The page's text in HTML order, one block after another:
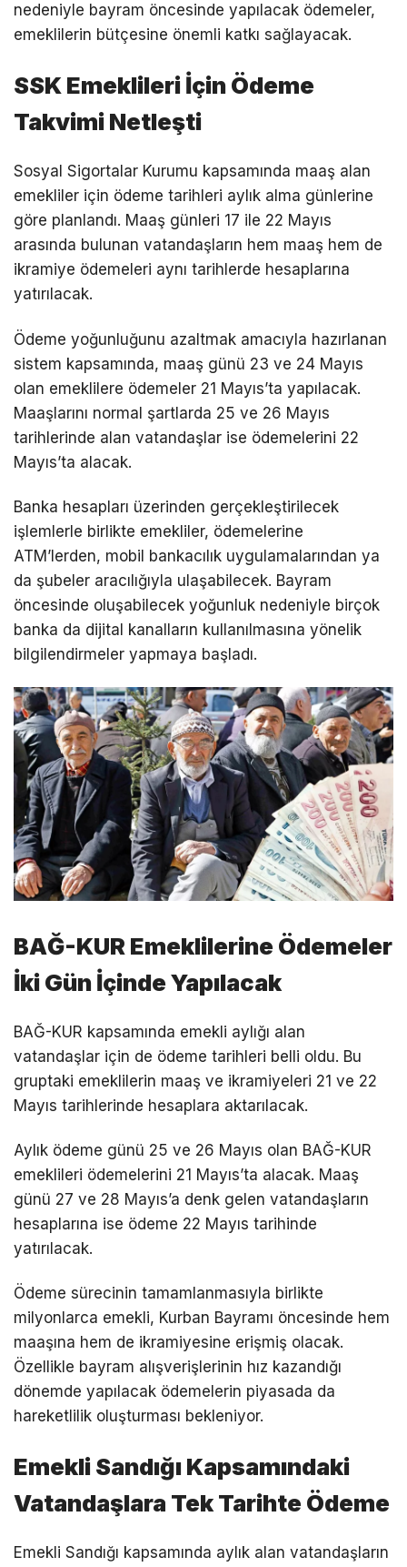
nedeniyle bayram öncesinde yapılacak ödemeler,
emeklilerin bütçesine önemli katkı sağlayacak.
SSK Emeklileri İçin Ödeme
Takvimi Netleşti
Sosyal Sigortalar Kurumu kapsamında maaş alan
emekliler için ödeme tarihleri aylık alma günlerine
göre planlandı. Maaş günleri 17 ile 22 Mayıs
arasında bulunan vatandaşların hem maaş hem de
ikramiye ödemeleri aynı tarihlerde hesaplarına
yatırılacak.
Ödeme yoğunluğunu azaltmak amacıyla hazırlanan
sistem kapsamında, maaş günü 23 ve 24 Mayıs
olan emeklilere ödemeler 21 Mayıs’ta yapılacak.
Maaşlarını normal şartlarda 25 ve 26 Mayıs
tarihlerinde alan vatandaşlar ise ödemelerini 22
Mayıs’ta alacak.
Banka hesapları üzerinden gerçekleştirilecek
işlemlerle birlikte emekliler, ödemelerine
ATM’lerden, mobil bankacılık uygulamalarından ya
da şubeler aracılığıyla ulaşabilecek. Bayram
öncesinde oluşabilecek yoğunluk nedeniyle birçok
banka da dijital kanalların kullanılmasına yönelik
bilgilendirmeler yapmaya başladı.
BAĞ-KUR Emeklilerine Ödemeler
İki Gün İçinde Yapılacak
BAĞ-KUR kapsamında emekli aylığı alan
vatandaşlar için de ödeme tarihleri belli oldu. Bu
gruptaki emeklilerin maaş ve ikramiyeleri 21 ve 22
Mayıs tarihlerinde hesaplara aktarılacak.
Aylık ödeme günü 25 ve 26 Mayıs olan BAĞ-KUR
emeklileri ödemelerini 21 Mayıs’ta alacak. Maaş
günü 27 ve 28 Mayıs’a denk gelen vatandaşların
hesaplarına ise ödeme 22 Mayıs tarihinde
yatırılacak.
Ödeme sürecinin tamamlanmasıyla birlikte
milyonlarca emekli, Kurban Bayramı öncesinde hem
maaşına hem de ikramiyesine erişmiş olacak.
Özellikle bayram alışverişlerinin hız kazandığı
dönemde yapılacak ödemelerin piyasada da
hareketlilik oluşturması bekleniyor.
Emekli Sandığı Kapsamındaki
Vatandaşlara Tek Tarihte Ödeme
Emekli Sandığı kapsamında aylık alan vatandaşların